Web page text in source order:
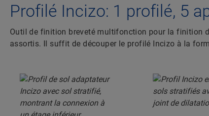
Profilé Incizo: 1 profilé, 5
Outil de finition breveté multifonction pour la finition
assortis. Il suffit de découper le profilé Incizo à la